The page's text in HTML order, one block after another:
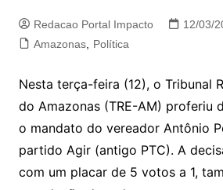
Redacao Portal Impacto 12/03/
Amazonas, Política
Nesta terça-feira (12), o Tribunal
do Amazonas (TRE-AM) proferiu
o mandato do vereador Antônio
partido Agir (antigo PTC). A
com um placar de 5 votos a 1,